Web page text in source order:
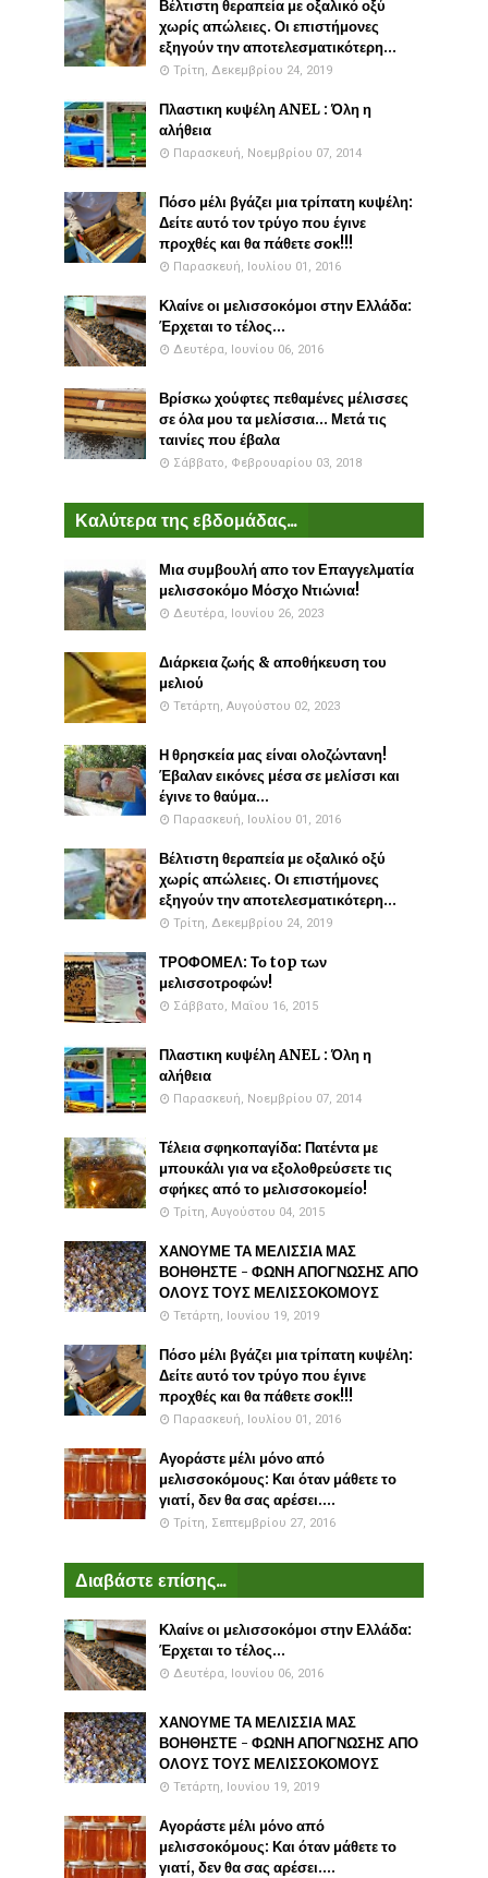
Βέλτιστη θεραπεία με οξαλικό οξύ
χωρίς απώλειες. Οι επιστήμονες
εξηγούν την αποτελεσματικότερη...
Τρίτη, Δεκεμβρίου 24, 2019
Πλαστικη κυψέλη ANEL : Όλη η
αλήθεια
Παρασκευή, Νοεμβρίου 07, 2014
Πόσο μέλι βγάζει μια τρίπατη κυψέλη:
Δείτε αυτό τον τρύγο που έγινε
προχθές και θα πάθετε σοκ!!!
Παρασκευή, Ιουλίου 01, 2016
Κλαίνε οι μελισσοκόμοι στην Ελλάδα:
Έρχεται το τέλος...
Δευτέρα, Ιουνίου 06, 2016
Βρίσκω χούφτες πεθαμένες μέλισσες
σε όλα μου τα μελίσσια... Μετά τις
ταινίες που έβαλα
Σάββατο, Φεβρουαρίου 03, 2018
Καλύτερα της εβδομάδας...
Μια συμβουλή απο τον Επαγγελματία
μελισσοκόμο Μόσχο Ντιώνια!
Δευτέρα, Ιουνίου 26, 2023
Διάρκεια ζωής & αποθήκευση του
μελιού
Τετάρτη, Αυγούστου 02, 2023
Η θρησκεία μας είναι ολοζώντανη!
Έβαλαν εικόνες μέσα σε μελίσσι και
έγινε το θαύμα...
Παρασκευή, Ιουλίου 01, 2016
Βέλτιστη θεραπεία με οξαλικό οξύ
χωρίς απώλειες. Οι επιστήμονες
εξηγούν την αποτελεσματικότερη...
Τρίτη, Δεκεμβρίου 24, 2019
ΤΡΟΦΟΜΕΛ: Το top των
μελισσοτροφών!
Σάββατο, Μαΐου 16, 2015
Πλαστικη κυψέλη ANEL : Όλη η
αλήθεια
Παρασκευή, Νοεμβρίου 07, 2014
Τέλεια σφηκοπαγίδα: Πατέντα με
μπουκάλι για να εξολοθρεύσετε τις
σφήκες από το μελισσοκομείο!
Τρίτη, Αυγούστου 04, 2015
ΧΑΝΟΥΜΕ ΤΑ ΜΕΛΙΣΣΙΑ ΜΑΣ
ΒΟΗΘΗΣΤΕ - ΦΩΝΗ ΑΠΟΓΝΩΣΗΣ ΑΠΟ
ΟΛΟΥΣ ΤΟΥΣ ΜΕΛΙΣΣΟΚΟΜΟΥΣ
Τετάρτη, Ιουνίου 19, 2019
Πόσο μέλι βγάζει μια τρίπατη κυψέλη:
Δείτε αυτό τον τρύγο που έγινε
προχθές και θα πάθετε σοκ!!!
Παρασκευή, Ιουλίου 01, 2016
Αγοράστε μέλι μόνο από
μελισσοκόμους: Και όταν μάθετε το
γιατί, δεν θα σας αρέσει....
Τρίτη, Σεπτεμβρίου 27, 2016
Διαβάστε επίσης...
Κλαίνε οι μελισσοκόμοι στην Ελλάδα:
Έρχεται το τέλος...
Δευτέρα, Ιουνίου 06, 2016
ΧΑΝΟΥΜΕ ΤΑ ΜΕΛΙΣΣΙΑ ΜΑΣ
ΒΟΗΘΗΣΤΕ - ΦΩΝΗ ΑΠΟΓΝΩΣΗΣ ΑΠΟ
ΟΛΟΥΣ ΤΟΥΣ ΜΕΛΙΣΣΟΚΟΜΟΥΣ
Τετάρτη, Ιουνίου 19, 2019
Αγοράστε μέλι μόνο από
μελισσοκόμους: Και όταν μάθετε το
γιατί, δεν θα σας αρέσει....